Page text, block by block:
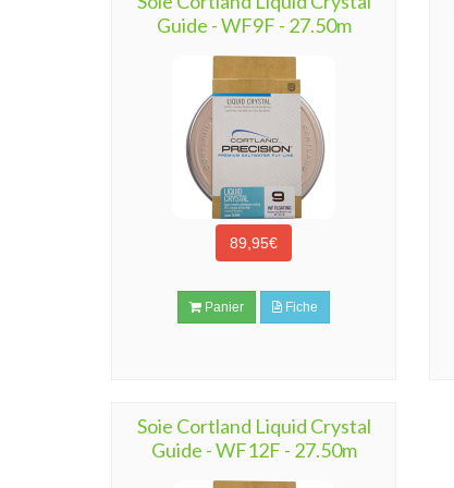
Guide - WF9F - 27.50m
89,95€
Panier Fiche
Soie Cortland Liquid Crystal
Guide - WF12F - 27.50m